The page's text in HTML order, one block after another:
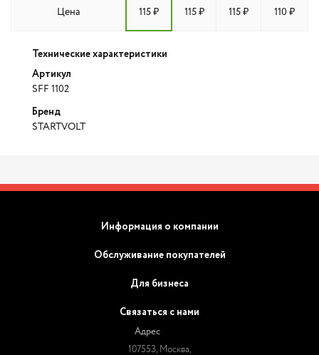
Цена 115 ₽ 115 ₽ 115 ₽ 110 ₽
Технические характеристики
Артикул
SFF 1102
Бренд
STARTVOLT
Информация о компании
Обслуживание покупателей
Для бизнеса
Связаться с нами
Адрес
107553, Москва,